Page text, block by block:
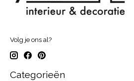
Volg je ons al?
Categorieën